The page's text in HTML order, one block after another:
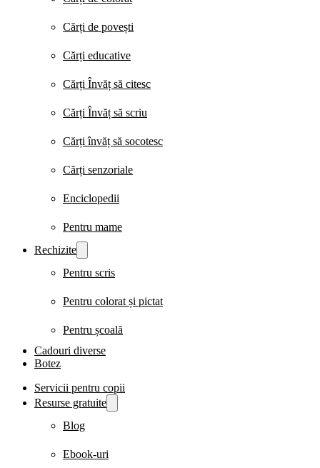
Cărți de povești
Cărți educative
Cărți Învăț să citesc
Cărți Învăț să scriu
Cărți învăț să socotesc
Cărți senzoriale
Enciclopedii
Pentru mame
Rechizite
Pentru scris
Pentru colorat și pictat
Pentru școală
Cadouri diverse
Botez
Servicii pentru copii
Resurse gratuite
Blog
Ebook-uri